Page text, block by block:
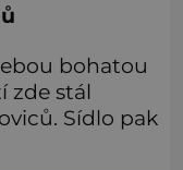
bohatou
zde stál
Sídlo pak